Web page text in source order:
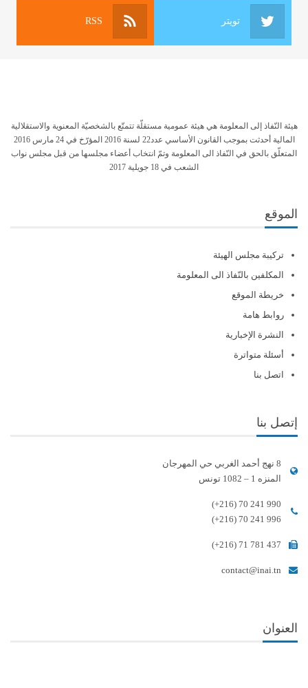
تويتر RSS
هيئة النّفاذ إلى المعلومة هي هيئة عمومية مستقلّة تتمتّع بالشخصيّة المعنوية والاستقلالية
المالية أحدثت بموجب القانون الأساسي عدد22 لسنة 2016 المؤرّخ في 24 مارس 2016
المتعلّق بالحق في النّفاذ الى المعلومة وتمّ انتخاب أعضاء مجلسها من قبل مجلس نواب
الشعب في 18 جويلية 2017
الموقع
تركيبة مجلس الهيئة
المكلفين بالنّفاذ الى المعلومة
خريطة الموقع
روابط هامة
النشرة الإخبارية
أسئلة متواترة
اتصل بنا
إتصل بنا
8 نهج أحمد الغربي حي المهرجان
المنزه 1 – 1082 تونس
(+216) 70 241 990
(+216) 70 241 996
(+216) 71 781 437
contact@inai.tn
العنوان